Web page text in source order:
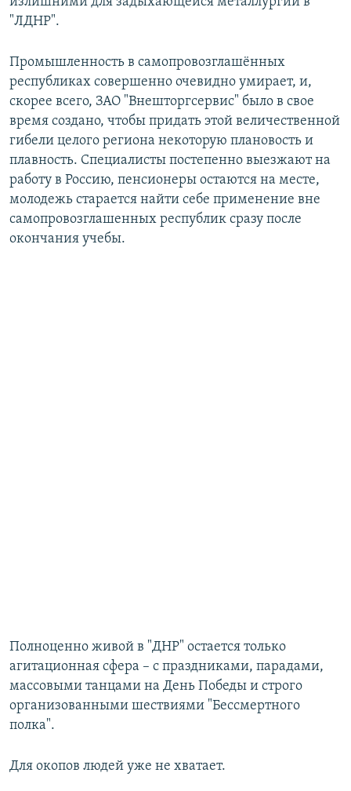
"ЛДНР".
Промышленность в самопровозглашённых
республиках совершенно очевидно умирает, и,
скорее всего, ЗАО "Внешторгсервис" было в свое
время создано, чтобы придать этой величественной
гибели целого региона некоторую плановость и
плавность. Специалисты постепенно выезжают на
работу в Россию, пенсионеры остаются на месте,
молодежь старается найти себе применение вне
самопровозглашенных республик сразу после
окончания учебы.
Полноценно живой в "ДНР" остается только
агитационная сфера – с праздниками, парадами,
массовыми танцами на День Победы и строго
организованными шествиями "Бессмертного
полка".
Для окопов людей уже не хватает.